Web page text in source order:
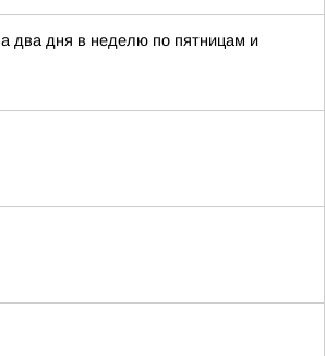
два дня в неделю по пятницам и